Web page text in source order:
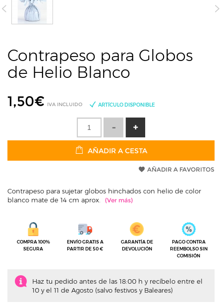
Contrapeso para Globos
de Helio Blanco
1,50€ IVA INCLUIDO ARTÍCULO DISPONIBLE
AÑADIR A CESTA
AÑADIR A FAVORITOS
Contrapeso para sujetar globos hinchados con helio de color
blanco mate de 14 cm aprox.
COMPRA 100%
SEGURA
ENVÍO GRATIS A
PARTIR DE 50 €
GARANTÍA DE
DEVOLUCIÓN
PAGO CONTRA
REEMBOLSO SIN
COMISIÓN
Haz tu pedido antes de las 18:00 h y recíbelo entre el
10 y el 11 de Agosto (salvo festivos y Baleares)